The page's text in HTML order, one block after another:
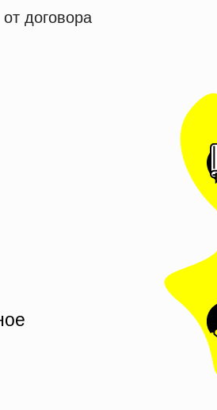
договора